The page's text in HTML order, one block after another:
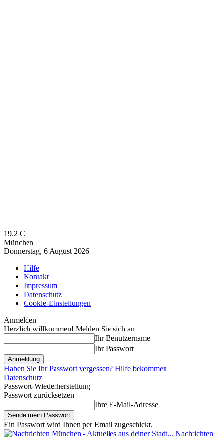
19.2 C
München
Donnerstag, 6 August 2026
Hilfe
Kontakt
Impressum
Datenschutz
Cookie-Einstellungen
Anmelden
Herzlich willkommen! Melden Sie sich an
Ihr Benutzername
Ihr Passwort
Haben Sie Ihr Passwort vergessen? Hilfe bekommen
Datenschutz
Passwort-Wiederherstellung
Passwort zurücksetzen
Ihre E-Mail-Adresse
Ein Passwort wird Ihnen per Email zugeschickt.
Nachrichten